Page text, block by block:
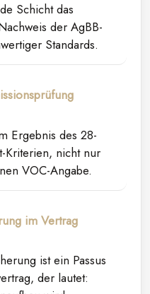
Schicht das
der AgBB-
Standards.
Ergebnis des 28-
Kriterien, nicht nur
VOC-Angabe.
im Vertrag
ist ein Passus
der lautet: